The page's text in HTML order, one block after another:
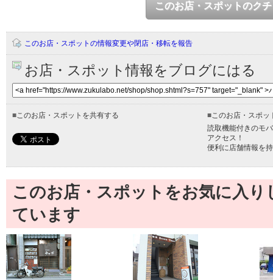
このお店・スポットのク
このお店・スポットの情報変更や閉店・移転を報告
お店・スポット情報をブログにはる
■このお店・スポットを共有する ■このお店・スポッ
読取機能付きのモ
アクセス！
便利に店舗情報を
このお店・スポットをお気に入
ています